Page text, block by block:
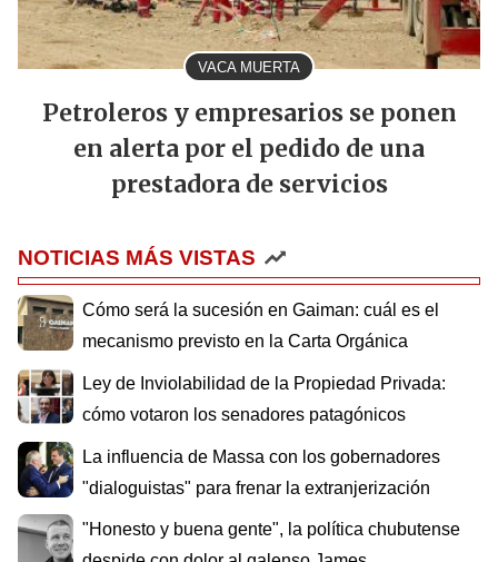
VACA MUERTA
Petroleros y empresarios se ponen
en alerta por el pedido de una
prestadora de servicios
NOTICIAS MÁS VISTAS
Cómo será la sucesión en Gaiman: cuál es el
mecanismo previsto en la Carta Orgánica
Ley de Inviolabilidad de la Propiedad Privada:
cómo votaron los senadores patagónicos
La influencia de Massa con los gobernadores
"dialoguistas" para frenar la extranjerización
"Honesto y buena gente", la política chubutense